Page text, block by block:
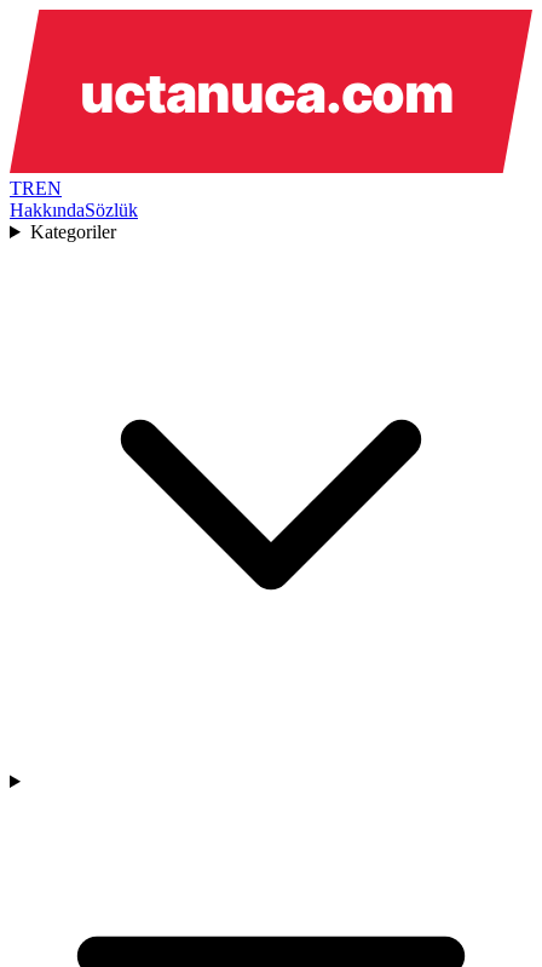
TREN
HakkındaSözlük
Kategoriler